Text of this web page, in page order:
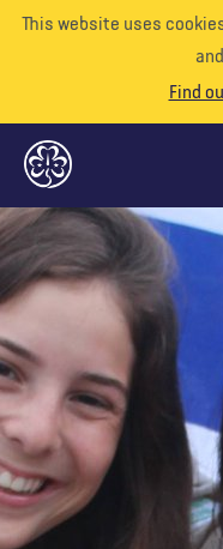
This website uses
Find
GLOBAL
SUPPORT US
VOLUNTEER
EVENTS
OUR WORLD
RESOURCES